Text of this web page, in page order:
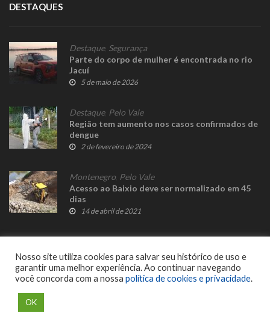
DESTAQUES
Destaque, Segurança
Parte do corpo de mulher é encontrada no rio
Jacuí
5 de maio de 2026
Destaque, Pelo Vale
Região tem aumento nos casos confirmados de
dengue
2 de fevereiro de 2024
Montenegro Pelo Vale
Acesso ao Baixio deve ser normalizado em 45
dias
14 de abril de 2021
© 2023 Fato Novo - Todos os direitos reservados. Desenvolvido por
Nosso site utiliza cookies para salvar seu histórico de uso e
garantir uma melhor experiência. Ao continuar navegando
você concorda com a nossa política de cookies e privacidade.
OK